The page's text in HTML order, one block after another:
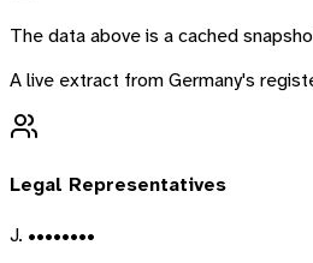
The data above is a cached
A live extract fromGermany's
Legal Representatives
J. ••••••••